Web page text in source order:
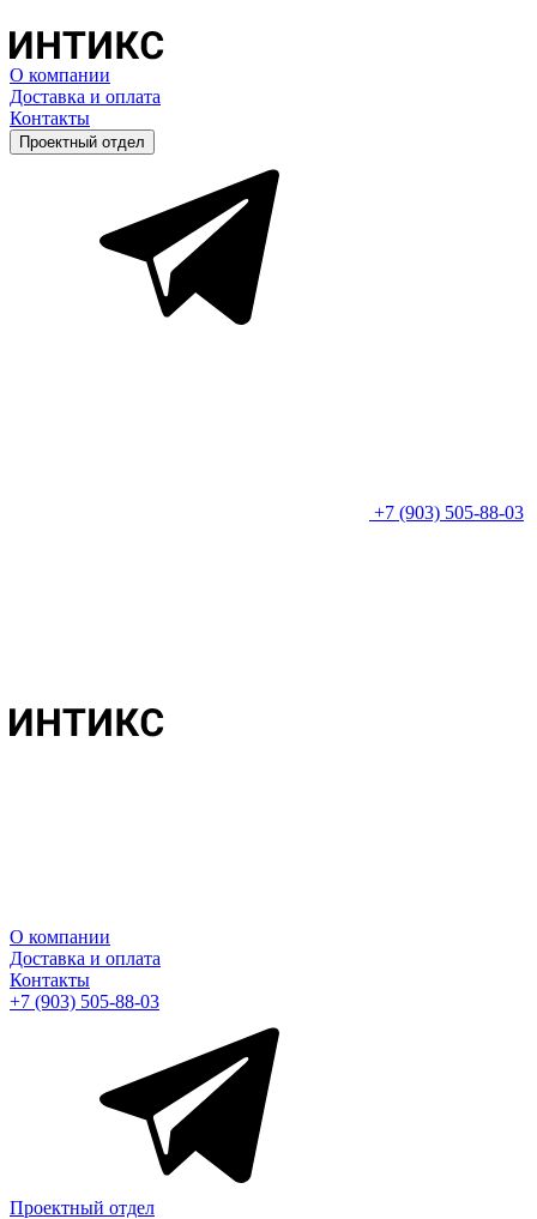
О компании
Доставка и оплата
Контакты
Проектный отдел
+7 (903) 505-88-03
О компании
Доставка и оплата
Контакты
+7 (903) 505-88-03
Проектный отдел